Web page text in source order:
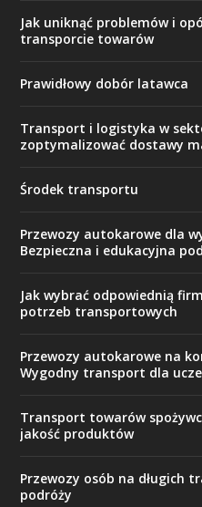
Jak uniknąć problemów i
transporcie towarów
Prawidłowy dobór latawca
Transport i logistyka w
zoptymalizować dostawy
Środek transportu
Przewozy autokarowe dla
Bezpieczna i edukacyjna
Jak wybrać odpowiednią
potrzeb transportowych
Przewozy autokarowe na
Wygodny transport dla
Transport towarów
jakość produktów
Przewozy osób na długich
podróży